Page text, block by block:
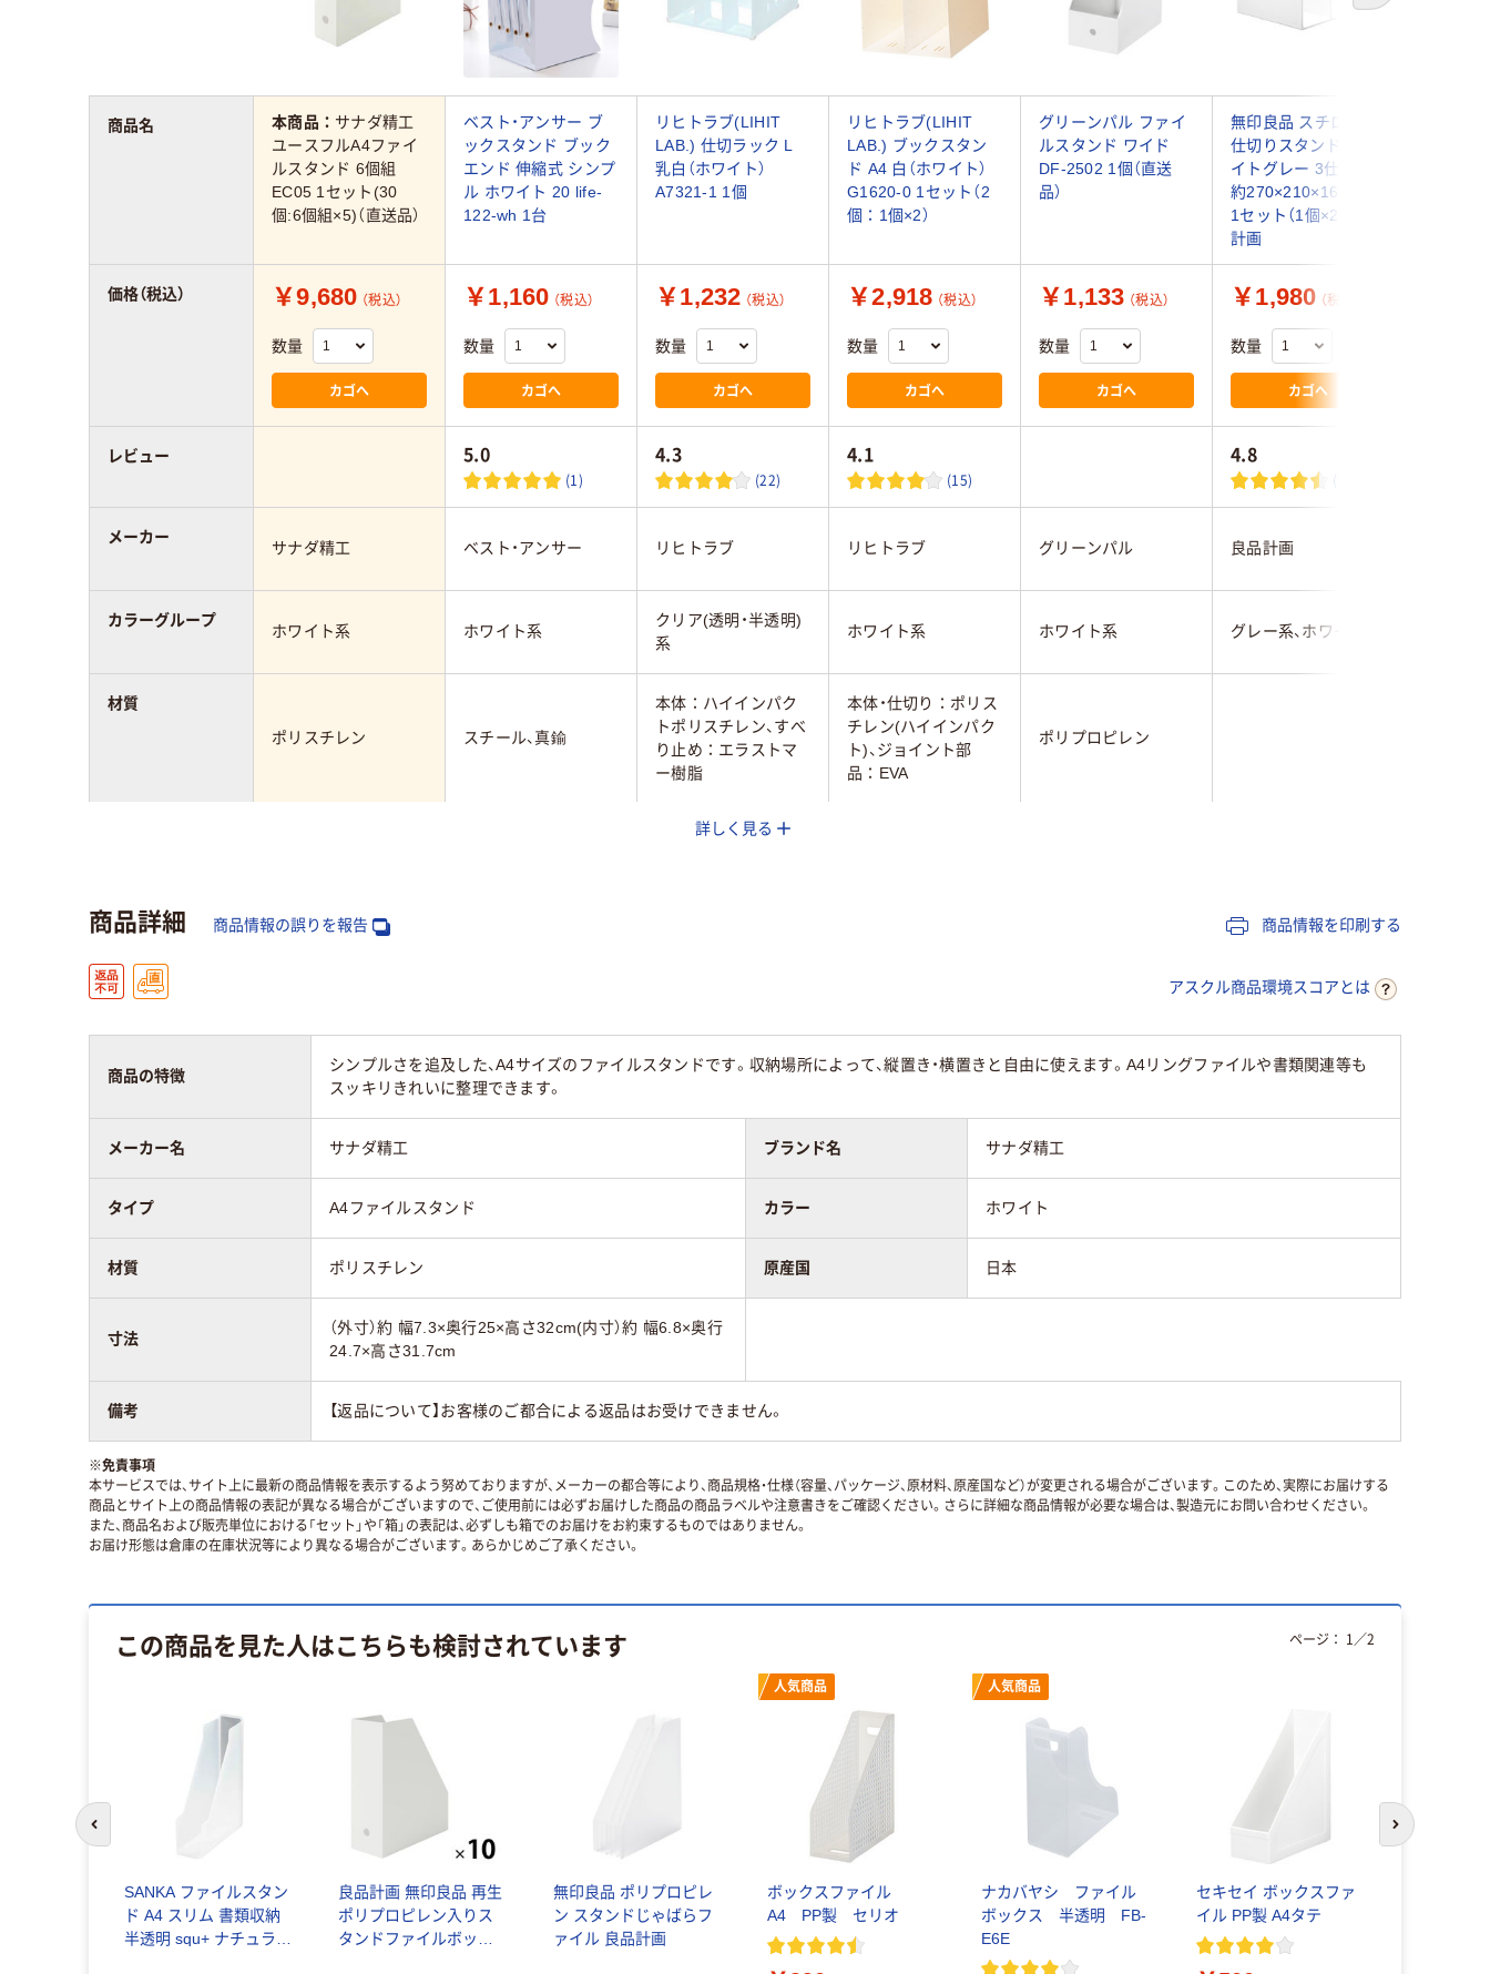
本商品： サナダ精工
ユースフルA4ファイ
ルスタンド 6個組
EC05 1セット(30
個:6個組×5)（直送品）
ベスト・アンサー ブ
ックスタンド ブック
エンド 伸縮式 シンプ
ル ホワイト 20 life-
122-wh 1台
リヒトラブ(LIHIT
LAB.) 仕切ラック L
乳白（ホワイト）
A7321-1 1個
リヒトラブ(LIHIT
LAB.) ブックスタン
ド A4 白（ホワイト）
G1620-0 1セット（2
個：1個×2）
グリーンパル ファイ
ルスタンド ワイド
DF-2502 1個（直送
品）
無印良品 スチロール
仕切りスタンド ホワ
イトグレー 3仕切 大
約270×210×160mm
1セット（1個×2） 良品
計画
￥9,680 （税込）
数量
カゴへ
￥1,160 （税込）
数量
カゴへ
￥1,232 （税込）
数量
カゴへ
￥2,918 （税込）
数量
カゴへ
￥1,133 （税込）
数量
カゴへ
￥1,980 （税込）
数量
カゴへ
5.0
(1)
4.3
(22)
4.1
(15)
4.8
(7)
サナダ精工 ベスト・アンサー リヒトラブ リヒトラブ グリーンパル 良品計画
ホワイト系 ホワイト系
クリア(透明・半透明)
系
ホワイト系 ホワイト系 グレー系、ホワイト系
ポリスチレン スチール、真鍮
本体：ハイインパク
トポリスチレン、すべ
り止め：エラストマ
ー樹脂
本体・仕切り：ポリス
チレン(ハイインパク
ト)、ジョイント部
品：EVA
ポリプロピレン
商品名
価格（税込）
レビュー
メーカー
カラーグループ
材質
詳しく見る
商品詳細 商品情報の誤りを報告 商品情報を印刷する
アスクル商品環境スコアとは
商品の特徴
シンプルさを追及した、A4サイズのファイルスタンドです。収納場所によって、縦置き・横置きと自由に使えます。A4リングファイルや書類関連等も
スッキリきれいに整理できます。
メーカー名 サナダ精工 ブランド名 サナダ精工
タイプ A4ファイルスタンド カラー ホワイト
材質 ポリスチレン 原産国 日本
寸法
（外寸）約 幅7.3×奥行25×高さ32cm(内寸）約 幅6.8×奥行
24.7×高さ31.7cm
備考 【返品について】お客様のご都合による返品はお受けできません。
※免責事項
本サービスでは、サイト上に最新の商品情報を表示するよう努めておりますが、メーカーの都合等により、商品規格・仕様（容量、パッケージ、原材料、原産国など）が変更される場合がございます。このため、実際にお届けする
商品とサイト上の商品情報の表記が異なる場合がございますので、ご使用前には必ずお届けした商品の商品ラベルや注意書きをご確認ください。さらに詳細な商品情報が必要な場合は、製造元にお問い合わせください。
また、商品名および販売単位における「セット」や「箱」の表記は、必ずしも箱でのお届けをお約束するものではありません。
お届け形態は倉庫の在庫状況等により異なる場合がございます。あらかじめご了承ください。
この商品を見た人はこちらも検討されています
SANKA ファイルスタン
ド A4 スリム 書類収納
半透明 squ+ ナチュラ
良品計画 無印良品 再生
ポリプロピレン入りス
タンドファイルボック
無印良品 ポリプロピレ
ン スタンドじゃばらフ
ァイル 良品計画
人気商品
ボックスファイル
A4 PP製 セリオ
人気商品
ナカバヤシ ファイル
ボックス 半透明 FB-
E6E
セキセイ ボックスファ
イル PP製 A4タテ
ページ： 1 ／2
次のスライド